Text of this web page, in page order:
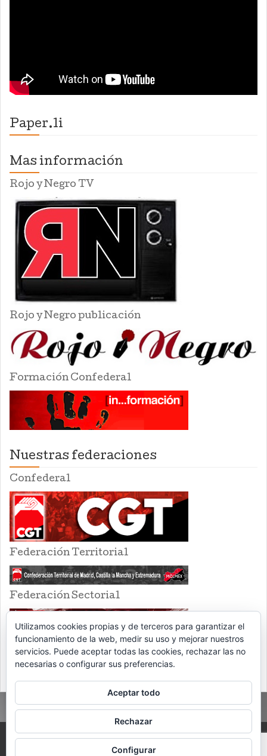
Paper.li
Mas información
Rojo y Negro TV
Rojo y Negro publicación
Formación Confederal
Nuestras federaciones
Confederal
Federación Territorial
Federación Sectorial
PROUDLY POWERED BY WORDPRESS THEME: EVENTBRITE SINGLE EVENT
Utilizamos cookies propias y de terceros para garantizar el
funcionamiento de la web, medir su uso y mejorar nuestros
servicios. Puede aceptar todas las cookies, rechazar las no
necesarias o configurar sus preferencias.
Aceptar todo
Rechazar
Configurar